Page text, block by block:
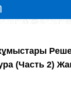
(Часть 2)